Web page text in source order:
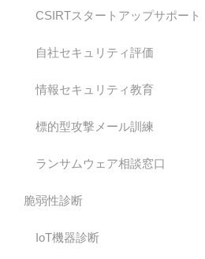
CSIRTスタートアップサポート
自社セキュリティ評価
情報セキュリティ教育
標的型攻撃メール訓練
ランサムウェア相談窓口
脆弱性診断
IoT機器診断